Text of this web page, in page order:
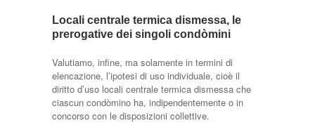
Locali centrale termica dismessa, le
prerogative dei singoli condòmini
Valutiamo, infine, ma solamente in termini di
elencazione, l’ipotesi di uso individuale, cioè il
diritto d’uso locali centrale termica dismessa che
ciascun condòmino ha, indipendentemente o in
concorso con le disposizioni collettive.